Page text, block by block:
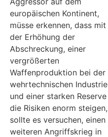
europäischen Kontinent,
müsse erkennen, dass mit
der Erhöhung der
Abschreckung, einer
vergrößerten
Waffenproduktion bei der
wehrtechnischen Industrie
und einer starken Reserve
die Risiken enorm steigen,
sollte es versuchen, einen
weiteren Angriffskrieg in